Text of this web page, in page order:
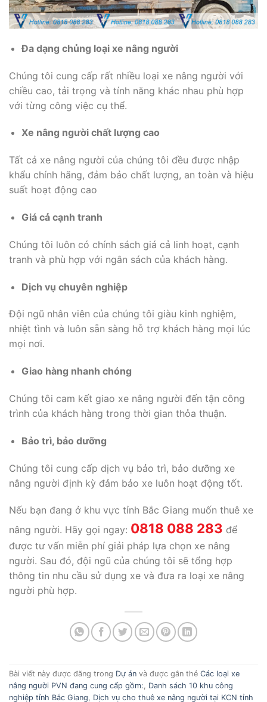
Đa dạng chủng loại xe nâng người
Chúng tôi cung cấp rất nhiều loại xe nâng người với
chiều cao, tải trọng và tính năng khác nhau phù hợp
với từng công việc cụ thể.
Xe nâng người chất lượng cao
Tất cả xe nâng người của chúng tôi đều được nhập
khẩu chính hãng, đảm bảo chất lượng, an toàn và hiệu
suất hoạt động cao
Giá cả cạnh tranh
Chúng tôi luôn có chính sách giá cả linh hoạt, cạnh
tranh và phù hợp với ngân sách của khách hàng.
Dịch vụ chuyên nghiệp
Đội ngũ nhân viên của chúng tôi giàu kinh nghiệm,
nhiệt tình và luôn sẵn sàng hỗ trợ khách hàng mọi lúc
mọi nơi.
Giao hàng nhanh chóng
Chúng tôi cam kết giao xe nâng người đến tận công
trình của khách hàng trong thời gian thỏa thuận.
Bảo trì, bảo dưỡng
Chúng tôi cung cấp dịch vụ bảo trì, bảo dưỡng xe
nâng người định kỳ đảm bảo xe luôn hoạt động tốt.
Nếu bạn đang ở khu vực tỉnh Bắc Giang muốn thuê xe
nâng người. Hãy gọi ngay: 0818 088 283 để
được tư vấn miễn phí giải pháp lựa chọn xe nâng
người. Sau đó, đội ngũ của chúng tôi sẽ tổng hợp
thông tin nhu cầu sử dụng xe và đưa ra loại xe nâng
người phù hợp.
Bài viết này được đăng trong Dự án và được gắn thẻ Các loại xe
nâng người PVN đang cung cấp gồm:, Danh sách 10 khu công
nghiệp tỉnh Bắc Giang, Dịch vụ cho thuê xe nâng người tại KCN tỉnh